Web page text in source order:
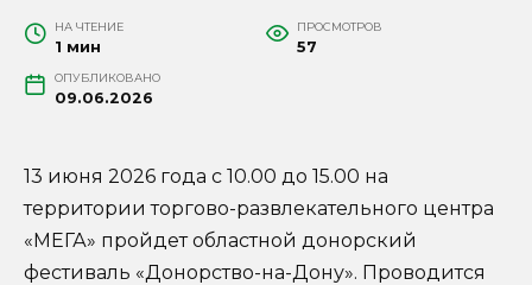
НА ЧТЕНИЕ
1 мин
ПРОСМОТРОВ
57
ОПУБЛИКОВАНО
09.06.2026
13 июня 2026 года с 10.00 до 15.00 на
территории торгово-развлекательного центра
«МЕГА» пройдет областной донорский
фестиваль «Донорство-на-Дону». Проводится